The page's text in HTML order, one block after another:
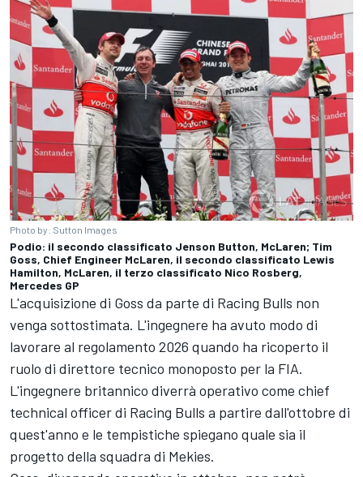
Photo by: Sutton Images
Podio: il secondo classificato Jenson Button, McLaren; Tim
Goss, Chief Engineer McLaren, il secondo classificato Lewis
Hamilton, McLaren, il terzo classificato Nico Rosberg,
Mercedes GP
L'acquisizione di Goss da parte di Racing Bulls non
venga sottostimata. L'ingegnere ha avuto modo di
lavorare al regolamento 2026 quando ha ricoperto il
ruolo di direttore tecnico monoposto per la FIA.
L'ingegnere britannico diverrà operativo come chief
technical officer di Racing Bulls a partire dall'ottobre di
quest'anno e le tempistiche spiegano quale sia il
progetto della squadra di Mekies.